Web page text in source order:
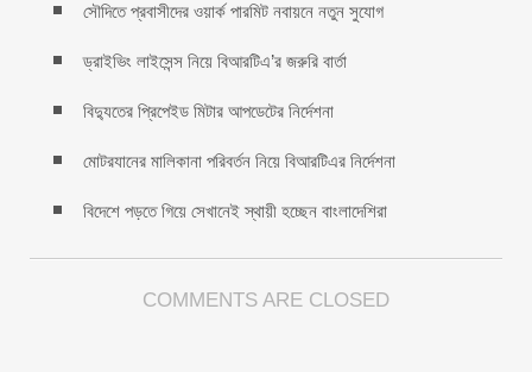
সৌদিতে প্রবাসীদের ওয়ার্ক পারমিট নবায়নে নতুন সুযোগ
ড্রাইভিং লাইসেন্স নিয়ে বিআরটিএ’র জরুরি বার্তা
বিদ্যুতের প্রিপেইড মিটার আপডেটের নির্দেশনা
মোটরযানের মালিকানা পরিবর্তন নিয়ে বিআরটিএর নির্দেশনা
বিদেশে পড়তে গিয়ে সেখানেই স্থায়ী হচ্ছেন বাংলাদেশিরা
COMMENTS ARE CLOSED